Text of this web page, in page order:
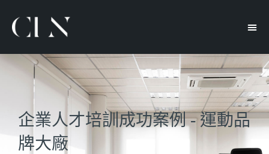
企業人才培訓成功案例 - 運動品
牌大廠